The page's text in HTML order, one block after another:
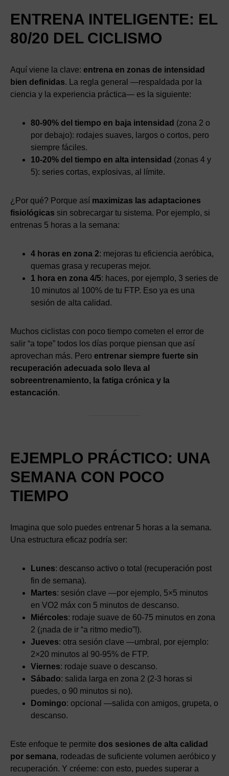
ENTRENA INTELIGENTE: EL
80/20 DEL CICLISMO
Aquí viene la clave: entrena en zonas de intensidad
bien definidas. La regla general —respaldada por la
ciencia y la experiencia práctica— es la siguiente:
80-90% del tiempo en baja intensidad (zona 2 o
por debajo): rodajes suaves, largos o cortos, pero
siempre fáciles.
10-20% del tiempo en alta intensidad (zonas 4 y
5): series cortas, explosivas, al límite.
¿Por qué? Porque así maximizas las adaptaciones
fisiológicas sin sobrecargar tu sistema. Por ejemplo, si
entrenas 5 horas a la semana:
4 horas en zona 2: mejoras tu eficiencia aeróbica,
quemas grasa y recuperas mejor.
1 hora en zona 4/5: haces, por ejemplo, 3 series de
10 minutos al 100% de tu FTP. Eso ya es una
sesión de alta calidad.
Muchos ciclistas con poco tiempo cometen el error de
salir “a tope” todos los días porque piensan que así
aprovechan más. Pero entrenar siempre fuerte sin
recuperación adecuada solo lleva al
sobreentrenamiento, la fatiga crónica y la
estancación.
EJEMPLO PRÁCTICO: UNA
SEMANA CON POCO
TIEMPO
Imagina que solo puedes entrenar 5 horas a la semana.
Una estructura eficaz podría ser:
Lunes: descanso activo o total (recuperación post
fin de semana).
Martes: sesión clave —por ejemplo, 5×5 minutos
en VO2 máx con 5 minutos de descanso.
Miércoles: rodaje suave de 60-75 minutos en zona
2 (¡nada de ir “a ritmo medio”!).
Jueves: otra sesión clave —umbral, por ejemplo:
2×20 minutos al 90-95% de FTP.
Viernes: rodaje suave o descanso.
Sábado: salida larga en zona 2 (2-3 horas si
puedes, o 90 minutos si no).
Domingo: opcional —salida con amigos, grupeta, o
descanso.
Este enfoque te permite dos sesiones de alta calidad
por semana, rodeadas de suficiente volumen aeróbico y
recuperación. Y créeme: con esto, puedes superar a